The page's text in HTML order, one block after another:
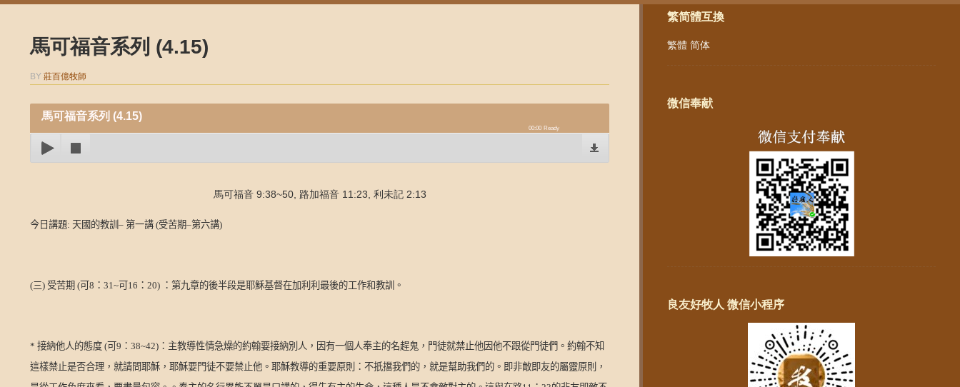
馬可福音系列 (4.15)
BY 莊百億牧師
馬可福音系列 (4.15)
00:00 Ready
馬可福音 9:38~50, 路加福音 11:23, 利未記 2:13
今日講題: 天國的教訓– 第一講 (受苦期–第六講)
(三) 受苦期 (可 8 ： 31~可 16 ： 20) ：第九章的後半段是耶穌基督在加利利最後的工作和教訓。
* 接納他人的態度 (可 9 ： 38~42) ：主教導性情急燥的約翰要接納別人，因有一個人奉主的名趕鬼，門徒就禁止他因他不跟從門徒們。約翰不知
這樣禁止是否合理，就請問耶穌，耶穌要門徒不要禁止他。耶穌教導的重要原則：不扺擋我們的，就是幫助我們的。即非敵即友的屬靈原則，
繁简體互換
繁體 简体
微信奉献
良友好牧人 微信小程序